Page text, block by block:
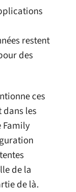
restent
des
ces
les
Family
de la
de là.